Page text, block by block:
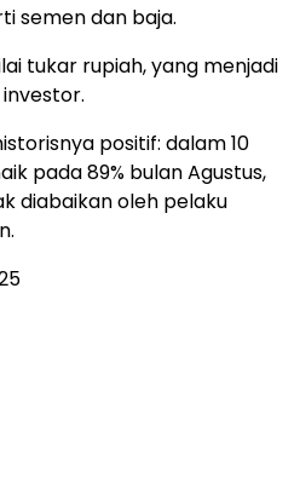
semen dan baja.
tukar rupiah, yang menjadi
positif: dalam 10
pada 89% bulan Agustus,
diabaikan oleh pelaku